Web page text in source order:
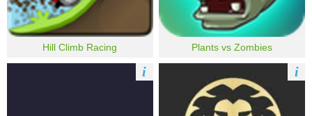
Hill Climb Racing Plants vs Zombies
i i